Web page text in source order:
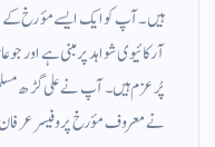
ہیں۔ آپ کو ایک ایسے مؤرخ کے
آرکائیوی شواہد پر مبنی ہے اور جو
پُرعزم ہیں۔ آپ نے علی گڑھ
نے معروف مؤرخ پروفیسر عرفان